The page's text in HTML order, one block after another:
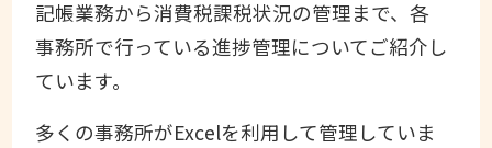
記帳業務から消費税課税状況の管理まで、各
事務所で行っている進捗管理についてご紹介し
ています。
多くの事務所がExcelを利用して管理していま